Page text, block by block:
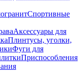
Спортивные
Аксессуары для
Плинтусы, уголки,
Фуги для
Приспособления